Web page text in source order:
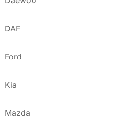
DAF
Ford
Kia
Mazda